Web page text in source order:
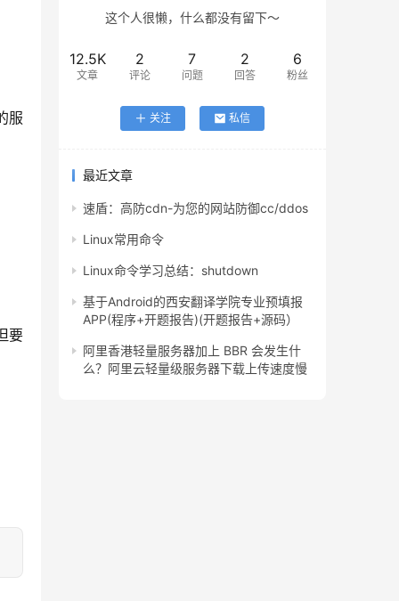
服
要
这个人很懒，什么都没有留下～
12.5K
文章
2
评论
7
问题
2
回答
6
粉丝
关注 私信
最近文章
速盾：高防cdn-为您的网站防御cc/ddos
Linux常用命令
Linux命令学习总结：shutdown
基于Android的西安翻译学院专业预填报
APP(程序+开题报告)(开题报告+源码）
阿里香港轻量服务器加上 BBR 会发生什
么？阿里云轻量级服务器下载上传速度慢